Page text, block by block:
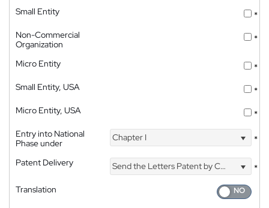
Small Entity
*
Non-Commercial
Organization
*
Micro Entity
*
Small Entity, USA
*
Micro Entity, USA
*
Entry into National
Phase under
Chapter I *
Patent Delivery Send the Letters Patent by Courier
*
Translation